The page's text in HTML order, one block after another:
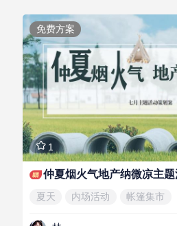
免费方案
1
仲夏烟火气地产纳微凉主
夏天 内场活动 帐篷集市